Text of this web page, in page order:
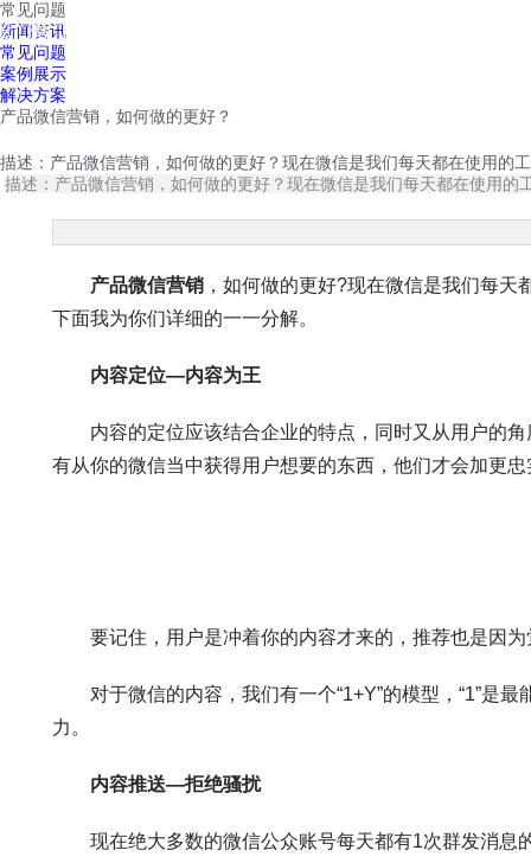
红鹰工作手机
常见问题
新闻资讯
常见问题
案例展示
解决方案
产品微信营销，如何做的更好？
描述：产品微信营销，如何做的更好？现在微信是我们每天都在使用的
描述：产品微信营销，如何做的更好？现在微信是我们每天都在使用
产品微信营销 ，如何做的更好?现在微信是我们每
下面我为你们详细的一一分解。
内容定位—内容为王
内容的定位应该结合企业的特点，同时又从用户的角
有从你的微信当中获得用户想要的东西，他们才会加更
要记住，用户是冲着你的内容才来的，推荐也是因为
对于微信的内容，我们有一个“1+Y”的模型，“1”是最
力。
内容推送—拒绝骚扰
现在绝大多数的微信公众账号每天都有1次群发消息